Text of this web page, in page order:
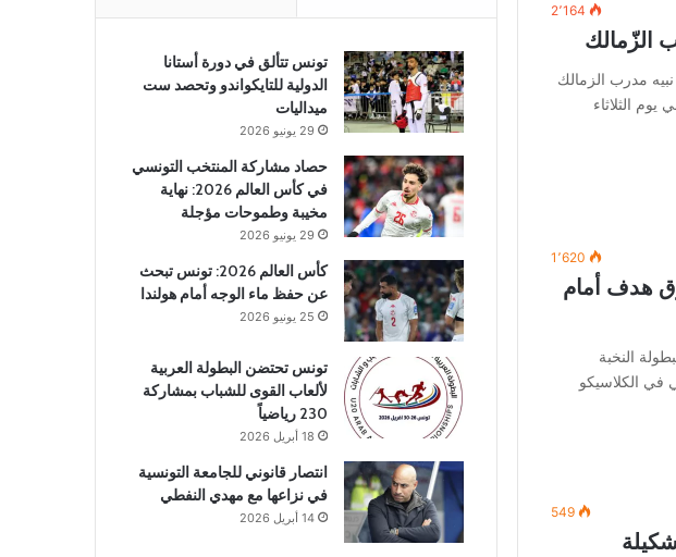
2٬164
الزّمالك
مدرب الزمالك
الثلاثاء
1٬620
هدف أمام
مساء اليوم مباريات الجولة 18 لبطولة النخبة
في الكلاسيكو
549
تونس تتألق في دورة أستانا
الدولية للتايكواندو وتحصد ست
ميداليات
29 يونيو 2026
حصاد مشاركة المنتخب التونسي
في كأس العالم 2026: نهاية
مخيبة وطموحات مؤجلة
29 يونيو 2026
كأس العالم 2026: تونس تبحث
عن حفظ ماء الوجه أمام هولندا
25 يونيو 2026
تونس تحتضن البطولة العربية
لألعاب القوى للشباب بمشاركة
230 رياضياً
18 أبريل 2026
انتصار قانوني للجامعة التونسية
في نزاعها مع مهدي النفطي
14 أبريل 2026